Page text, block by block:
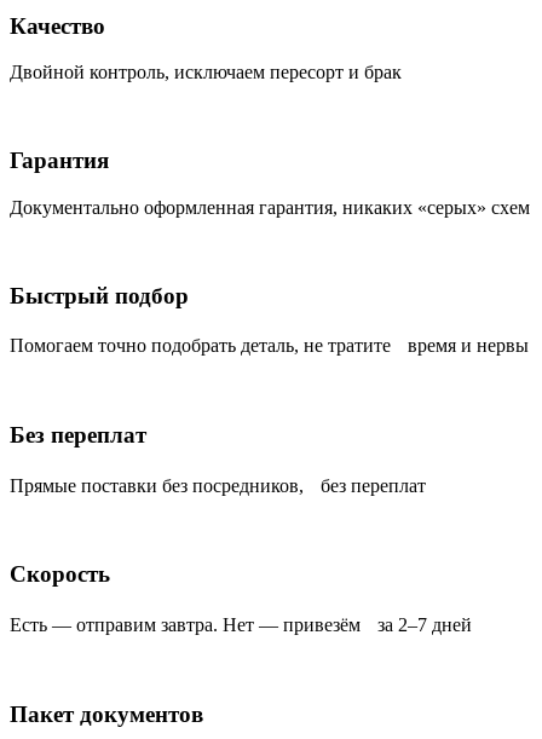
Качество
Двойной контроль, исключаем пересорт и брак
Гарантия
Документально оформленная гарантия, никаких «серых» схем
Быстрый подбор
Помогаем точно подобрать деталь, не тратите время и нервы
Без переплат
Прямые поставки без посредников, без переплат
Скорость
Есть — отправим завтра. Нет — привезём за 2–7 дней
Пакет документов